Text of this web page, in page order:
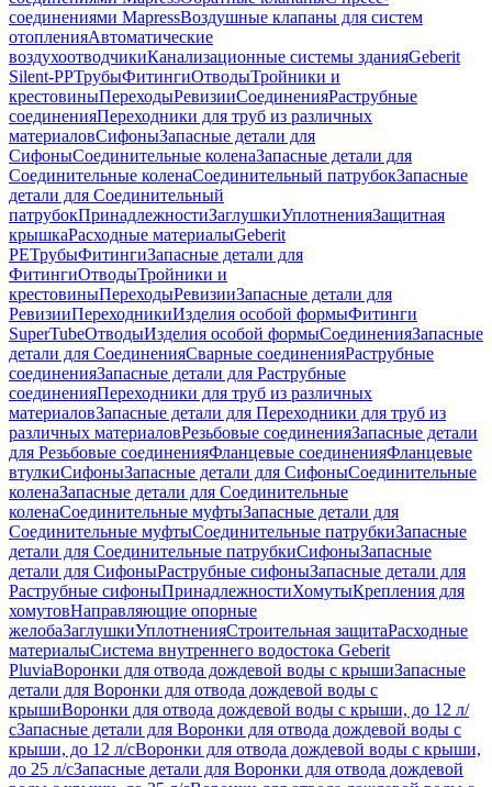
соединениями MapressВоздушные клапаны для систем
отопленияАвтоматические
воздухоотводчикиКанализационные системы зданияGeberit
Silent-PPТрубыФитингиОтводыТройники и
крестовиныПереходыРевизииСоединенияРаструбные
соединенияПереходники для труб из различных
материаловСифоныЗапасные детали для
СифоныСоединительные коленаЗапасные детали для
Соединительные коленаСоединительный патрубокЗапасные
детали для Соединительный
патрубокПринадлежностиЗаглушкиУплотненияЗащитная
крышкаРасходные материалыGeberit
PEТрубыФитингиЗапасные детали для
ФитингиОтводыТройники и
крестовиныПереходыРевизииЗапасные детали для
РевизииПереходникиИзделия особой формыФитинги
SuperTubeОтводыИзделия особой формыСоединенияЗапасные
детали для СоединенияСварные соединенияРаструбные
соединенияЗапасные детали для Раструбные
соединенияПереходники для труб из различных
материаловЗапасные детали для Переходники для труб из
различных материаловРезьбовые соединенияЗапасные детали
для Резьбовые соединенияФланцевые соединенияФланцевые
втулкиСифоныЗапасные детали для СифоныСоединительные
коленаЗапасные детали для Соединительные
коленаСоединительные муфтыЗапасные детали для
Соединительные муфтыСоединительные патрубкиЗапасные
детали для Соединительные патрубкиСифоныЗапасные
детали для СифоныРаструбные сифоныЗапасные детали для
Раструбные сифоныПринадлежностиХомутыКрепления для
хомутовНаправляющие опорные
желобаЗаглушкиУплотненияСтроительная защитаРасходные
материалыСистема внутреннего водостока Geberit
PluviaВоронки для отвода дождевой воды с крышиЗапасные
детали для Воронки для отвода дождевой воды с
крышиВоронки для отвода дождевой воды с крыши, до 12 л/
сЗапасные детали для Воронки для отвода дождевой воды с
крыши, до 12 л/сВоронки для отвода дождевой воды с крыши,
до 25 л/сЗапасные детали для Воронки для отвода дождевой